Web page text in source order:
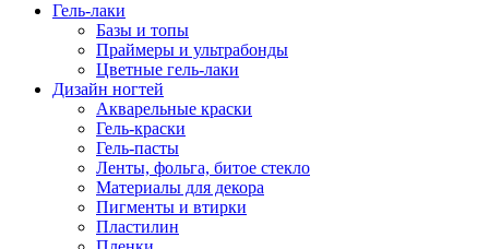
Гель-лаки
Базы и топы
Праймеры и ультрабонды
Цветные гель-лаки
Дизайн ногтей
Акварельные краски
Гель-краски
Гель-пасты
Ленты, фольга, битое стекло
Материалы для декора
Пигменты и втирки
Пластилин